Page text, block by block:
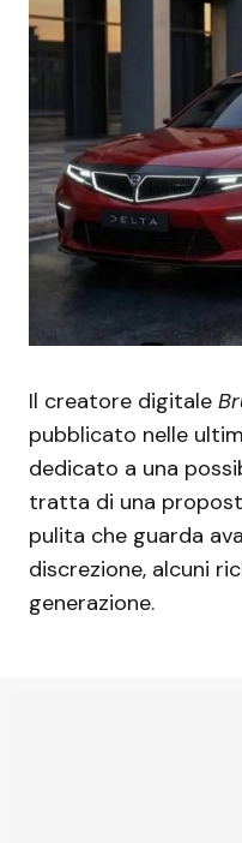
Il creatore digitale
pubblicato nelle
dedicato a una
tratta di una
pulita che guarda
discrezione, alcuni
generazione.